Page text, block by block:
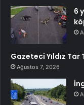
6
Gazeteci Yıldız Tar
Ağustos 7, 2026